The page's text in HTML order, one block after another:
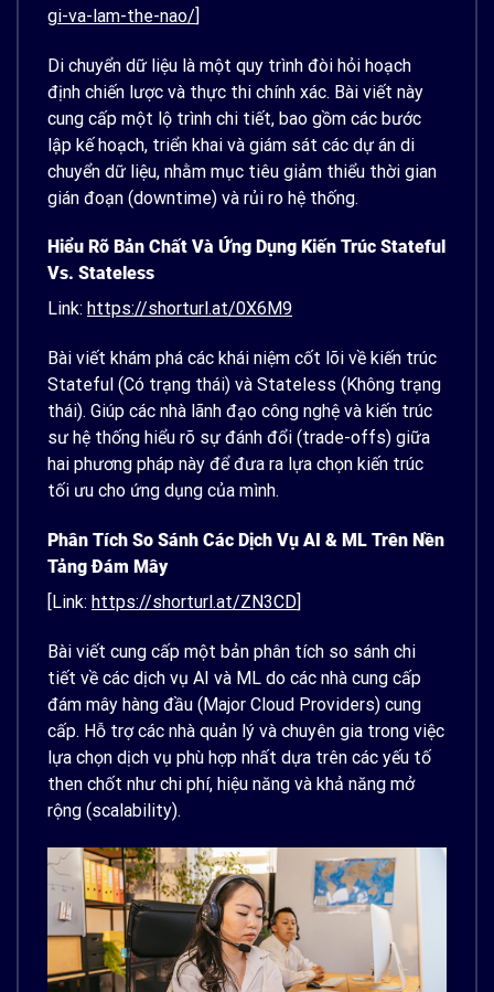
gi-va-lam-the-nao/]
Di chuyển dữ liệu là một quy trình đòi hỏi hoạch
định chiến lược và thực thi chính xác. Bài viết này
cung cấp một lộ trình chi tiết, bao gồm các bước
lập kế hoạch, triển khai và giám sát các dự án di
chuyển dữ liệu, nhằm mục tiêu giảm thiểu thời gian
gián đoạn (downtime) và rủi ro hệ thống.
Hiểu Rõ Bản Chất Và Ứng Dụng Kiến Trúc Stateful
Vs. Stateless
Link: https://shorturl.at/0X6M9
Bài viết khám phá các khái niệm cốt lõi về kiến trúc
Stateful (Có trạng thái) và Stateless (Không trạng
thái). Giúp các nhà lãnh đạo công nghệ và kiến trúc
sư hệ thống hiểu rõ sự đánh đổi (trade-offs) giữa
hai phương pháp này để đưa ra lựa chọn kiến trúc
tối ưu cho ứng dụng của mình.
Phân Tích So Sánh Các Dịch Vụ AI & ML Trên Nền
Tảng Đám Mây
[Link: https://shorturl.at/ZN3CD]
Bài viết cung cấp một bản phân tích so sánh chi
tiết về các dịch vụ AI và ML do các nhà cung cấp
đám mây hàng đầu (Major Cloud Providers) cung
cấp. Hỗ trợ các nhà quản lý và chuyên gia trong việc
lựa chọn dịch vụ phù hợp nhất dựa trên các yếu tố
then chốt như chi phí, hiệu năng và khả năng mở
rộng (scalability).